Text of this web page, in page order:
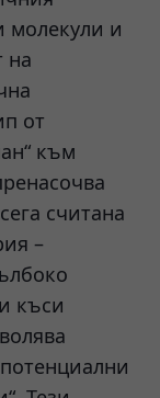
молекули и
на
от
към
считана
–
къси